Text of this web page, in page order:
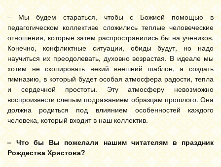
– Мы будем стараться, чтобы с Божией помощью в
педагогическом коллективе сложились теплые человеческие
отношения, которые затем распространились бы на учеников.
Конечно, конфликтные ситуации, обиды будут, но надо
научиться их преодолевать, духовно возрастая. В идеале мы
хотим не скопировать некий внешний шаблон, а создать
гимназию, в который будет особая атмосфера радости, тепла
и сердечной простоты. Эту атмосферу невозможно
воспроизвести слепым подражанием образцам прошлого. Она
должна родиться под влиянием особенностей каждого
человека, который входит в наш коллектив.
– Что бы Вы пожелали нашим читателям в праздник
Рождества Христова?